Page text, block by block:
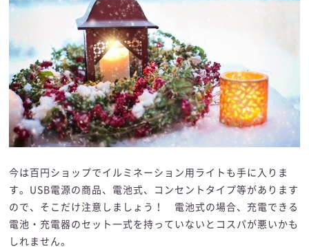
今は百円ショップでイルミネーション用ライトも手に入りま
す。USB電源の商品、電池式、コンセントタイプ等があります
ので、そこだけ注意しましょう！ 電池式の場合、充電できる
電池・充電器のセット一式を持っていないとコスパが悪いかも
しれません。